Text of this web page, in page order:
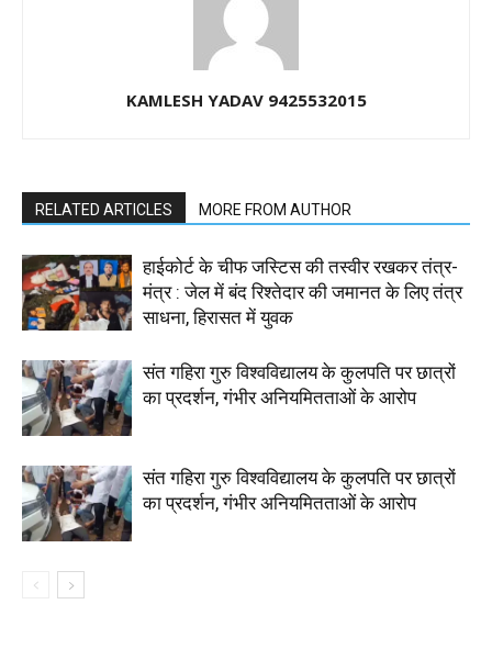
KAMLESH YADAV 9425532015
RELATED ARTICLES MORE FROM AUTHOR
हाईकोर्ट के चीफ जस्टिस की तस्वीर रखकर तंत्र-
मंत्र : जेल में बंद रिश्तेदार की जमानत के लिए तंत्र
साधना, हिरासत में युवक
संत गहिरा गुरु विश्वविद्यालय के कुलपति पर छात्रों
का प्रदर्शन, गंभीर अनियमितताओं के आरोप
संत गहिरा गुरु विश्वविद्यालय के कुलपति पर छात्रों
का प्रदर्शन, गंभीर अनियमितताओं के आरोप